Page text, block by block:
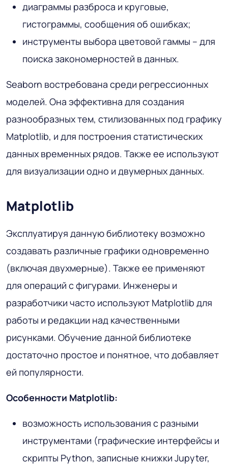
диаграммы разброса и круговые,
гистограммы, сообщения об ошибках;
инструменты выбора цветовой гаммы – для
поиска закономерностей в данных.
Seaborn востребована среди регрессионных
моделей. Она эффективна для создания
разнообразных тем, стилизованных под графику
Matplotlib, и для построения статистических
данных временных рядов. Также ее используют
для визуализации одно и двумерных данных.
Matplotlib
Эксплуатируя данную библиотеку возможно
создавать различные графики одновременно
(включая двухмерные). Также ее применяют
для операций с фигурами. Инженеры и
разработчики часто используют Matplotlib для
работы и редакции над качественными
рисунками. Обучение данной библиотеке
достаточно простое и понятное, что добавляет
ей популярности.
Особенности Matplotlib:
возможность использования с разными
инструментами (графические интерфейсы и
скрипты Python, записные книжки Jupyter,